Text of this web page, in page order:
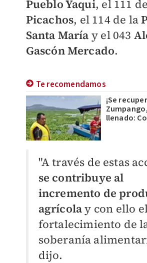
Pueblo Yaqui, el 111
Picachos, el 114 de la
Santa María y el 043
Gascón Mercado.
Te recomendamos
¡Se
llenado:
"A través de estas
se contribuye al
incremento de
agrícolay con ello
fortalecimiento de
soberanía
dijo.